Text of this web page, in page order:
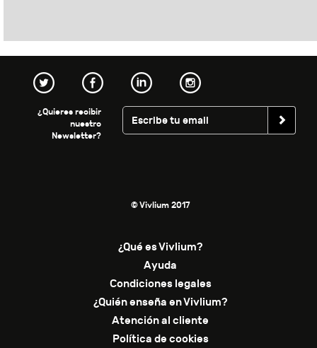
¿Quieres recibir
nuestro
Newsletter?
© Vivlium 2017
¿Qué es Vivlium?
Ayuda
Condiciones legales
¿Quién enseña en Vivlium?
Atención al cliente
Política de cookies